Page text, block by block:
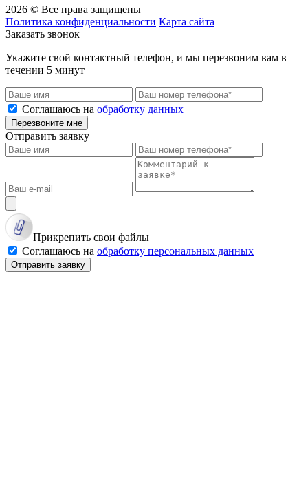
2026 © Все права защищены
Политика конфиденциальности Карта сайта
Заказать звонок
Укажите свой контактный телефон, и мы перезвоним вам в
течении 5 минут
Соглашаюсь на обработку данных
Перезвоните мне
Отправить заявку
Прикрепить свои файлы
Соглашаюсь на обработку персональных данных
Отправить заявку